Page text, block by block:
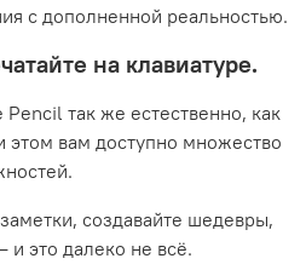
с дополненной реальностью.
на клавиатуре.
так же естест­венно, как
этом вам доступно множество
создавайте шедевры,
и это далеко не всё.